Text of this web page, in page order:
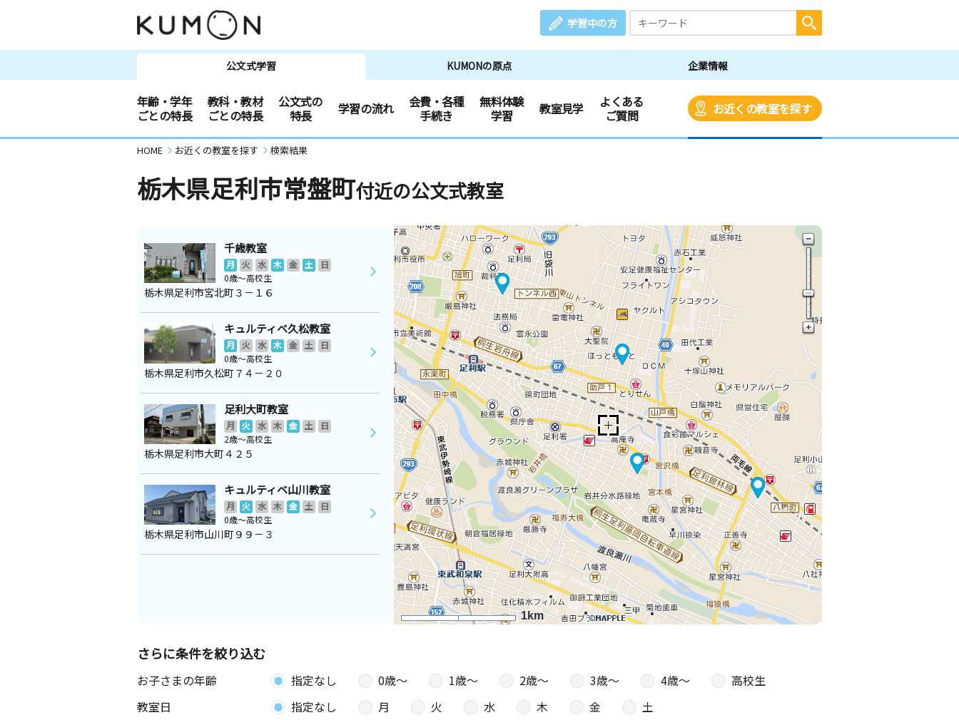
学習中の方
公文式学習 KUMONの原点 企業情報
年齢・学年
ごとの特長
教科・教材
ごとの特長
公文式の
特長
学習の流れ
会費・各種
手続き
無料体験
学習
教室見学
よくある
ご質問
お近くの教室を探す
HOME お近くの教室を探す 検索結果
栃木県足利市常盤町付近の公文式教室
1km
千歳教室
月 火 水 木 金 土
日
0歳～高校生
栃木県足利市宮北町３－１６
キュルティベ久松教室
月 火 水 木 金 土
日
0歳～高校生
栃木県足利市久松町７４－２０
足利大町教室
月 火 水 木 金 土
日
2歳～高校生
栃木県足利市大町４２５
キュルティベ山川教室
月 火 水 木 金 土
日
0歳～高校生
栃木県足利市山川町９９－３
さらに条件を絞り込む
お子さまの年齢 指定なし 0歳〜 1歳〜 2歳〜 3歳〜 4歳〜
高校生
教室日
指定なし 月 火 水 木 金
土